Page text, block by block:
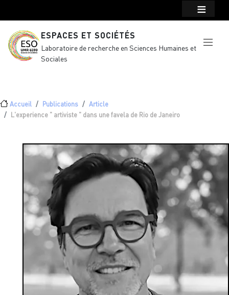
ESPACES ET SOCIÉTÉS
Laboratoire de recherche en Sciences Humaines et
Sociales
Fil d'Ariane
Accueil Publications
Article
L'experience " artiviste " dans une favela de Rio de Janeiro